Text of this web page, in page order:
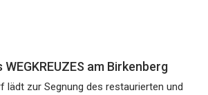
WEGKREUZES am Birkenberg
lädt zur Segnung des restaurierten und